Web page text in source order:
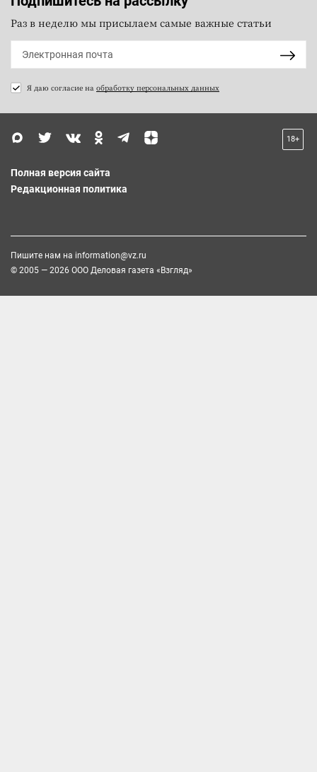
Раз в неделю мы присылаем самые важные статьи
Я даю согласие на обработку персональных данных
18+
Полная версия сайта
Редакционная политика
Пишите нам на information@vz.ru
© 2005 — 2026 ООО Деловая газета «Взгляд»